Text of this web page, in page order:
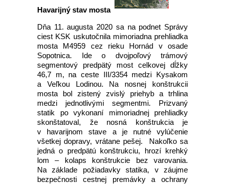
Havarijný stav mosta
Dňa 11. augusta 2020 sa na podnet Správy
ciest KSK uskutočnila mimoriadna prehliadka
mosta M4959 cez rieku Hornád v osade
Sopotnica. Ide o dvojpoľový trámový
segmentový predpätý most celkovej dĺžky
46,7 m, na ceste III/3354 medzi Kysakom
a Veľkou Lodinou. Na nosnej konštrukcii
mosta bol zistený zvislý priehyb a trhlina
medzi jednotlivými segmentmi. Prizvaný
statik po vykonaní mimoriadnej prehliadky
skonštatoval, že nosná konštrukcia je
v havarijnom stave a je nutné vylúčenie
všetkej dopravy, vrátane pešej. Nakoľko sa
jedná o predpätú konštrukciu, hrozí krehký
lom – kolaps konštrukcie bez varovania.
Na základe požiadavky statika, v záujme
bezpečnosti cestnej premávky a ochrany